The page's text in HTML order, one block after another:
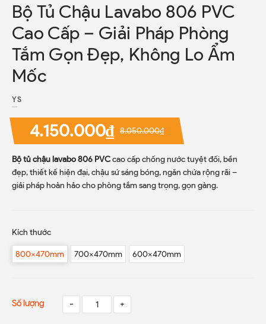
Bộ Tủ Chậu Lavabo 806 PVC
Cao Cấp – Giải Pháp Phòng
Tắm Gọn Đẹp, Không Lo Ẩm
Mốc
YS
4.150.000₫ 8.050.000₫
Bộ tủ chậu lavabo 806 PVCcao cấp chống nước tuyệt đối, bền
đẹp, thiết kế hiện đại, chậu sứ sáng bóng, ngăn chứa rộng rãi –
giải pháp hoàn hảo cho phòng tắm sang trọng, gọn gàng.
Kích thước
800x470mm 700x470mm 600x470mm
Số lượng - +